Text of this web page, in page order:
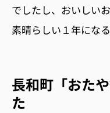
でしたし、おいしい
素晴らしい１年にな
長和町「おた
た